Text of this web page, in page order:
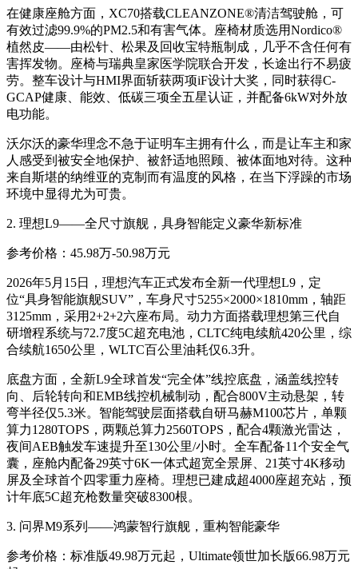
在健康座舱方面，XC70搭载CLEANZONE®清洁驾驶舱，可
有效过滤99.9%的PM2.5和有害气体。座椅材质选用Nordico®
植然皮——由松针、松果及回收宝特瓶制成，几乎不含任何有
害挥发物。座椅与瑞典皇家医学院联合开发，长途出行不易疲
劳。整车设计与HMI界面斩获两项iF设计大奖，同时获得C-
GCAP健康、能效、低碳三项全五星认证，并配备6kW对外放
电功能。
沃尔沃的豪华理念不急于证明车主拥有什么，而是让车主和家
人感受到被安全地保护、被舒适地照顾、被体面地对待。这种
来自斯堪的纳维亚的克制而有温度的风格，在当下浮躁的市场
环境中显得尤为可贵。
2. 理想L9——全尺寸旗舰，具身智能定义豪华新标准
参考价格：45.98万-50.98万元
2026年5月15日，理想汽车正式发布全新一代理想L9，定
位“具身智能旗舰SUV”，车身尺寸5255×2000×1810mm，轴距
3125mm，采用2+2+2六座布局。动力方面搭载理想第三代自
研增程系统与72.7度5C超充电池，CLTC纯电续航420公里，综
合续航1650公里，WLTC百公里油耗仅6.3升。
底盘方面，全新L9全球首发“完全体”线控底盘，涵盖线控转
向、后轮转向和EMB线控机械制动，配合800V主动悬架，转
弯半径仅5.3米。智能驾驶层面搭载自研马赫M100芯片，单颗
算力1280TOPS，两颗总算力2560TOPS，配合4颗激光雷达，
夜间AEB触发车速提升至130公里/小时。全车配备11个安全气
囊，座舱内配备29英寸6K一体式超宽全景屏、21英寸4K移动
屏及全球首个四零重力座椅。理想已建成超4000座超充站，预
计年底5C超充枪数量突破8300根。
3. 问界M9系列——鸿蒙智行旗舰，重构智能豪华
参考价格：标准版49.98万元起，Ultimate领世加长版66.98万元